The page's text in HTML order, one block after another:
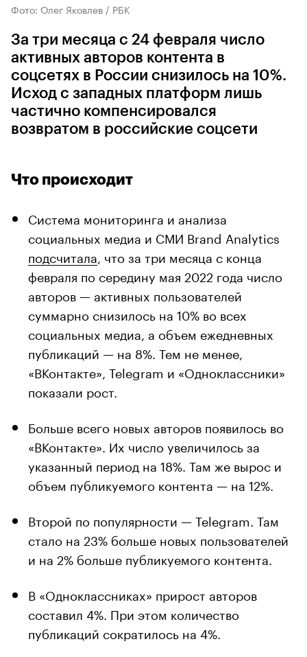
Фото: Олег Яковлев / РБК
За три месяца с 24 февраля число
активных авторов контента в
соцсетях в России снизилось на 10%.
Исход с западных платформ лишь
частично компенсировался
возвратом в российские соцсети
Что происходит
Система мониторинга и анализа
социальных медиа и СМИ Brand Analytics
подсчитала , что за три месяца с конца
февраля по середину мая 2022 года число
авторов — активных пользователей
суммарно снизилось на 10% во всех
социальных медиа, а объем ежедневных
публикаций — на 8%. Тем не менее,
«ВКонтакте», Telegram и «Одноклассники»
показали рост.
Больше всего новых авторов появилось во
«ВКонтакте». Их число увеличилось за
указанный период на 18%. Там же вырос и
объем публикуемого контента — на 12%.
Второй по популярности — Telegram. Там
стало на 23% больше новых пользователей
и на 2% больше публикуемого контента.
В «Одноклассниках» прирост авторов
составил 4%. При этом количество
публикаций сократилось на 4%.